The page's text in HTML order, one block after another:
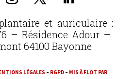
et auriculaire :
– Résidence Adour –
64100 Bayonne
LÉGALES – RGPD – MIS À FLOT PAR